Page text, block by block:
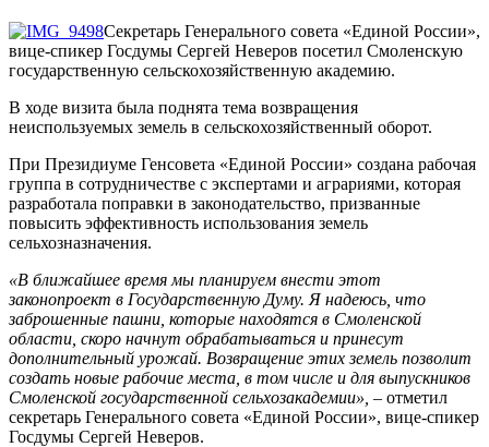
Секретарь Генерального совета «Единой России»,
вице-спикер Госдумы Сергей Неверов посетил Смоленскую
государственную сельскохозяйственную академию.
В ходе визита была поднята тема возвращения
неиспользуемых земель в сельскохозяйственный оборот.
При Президиуме Генсовета «Единой России» создана рабочая
группа в сотрудничестве с экспертами и аграриями, которая
разработала поправки в законодательство, призванные
повысить эффективность использования земель
сельхозназначения.
«В ближайшее время мы планируем внести этот
законопроект в Государственную Думу. Я надеюсь, что
заброшенные пашни, которые находятся в Смоленской
области, скоро начнут обрабатываться и принесут
дополнительный урожай. Возвращение этих земель позволит
создать новые рабочие места, в том числе и для выпускников
Смоленской государственной сельхозакадемии», – отметил
секретарь Генерального совета «Единой России», вице-спикер
Госдумы Сергей Неверов.